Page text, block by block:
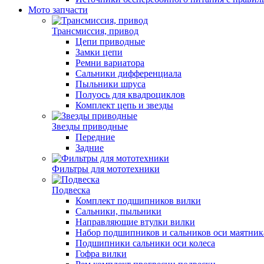
Мото запчасти
Трансмиссия, привод
Цепи приводные
Замки цепи
Ремни вариатора
Сальники дифференциала
Пыльники шруса
Полуось для квадроциклов
Комплект цепь и звезды
Звезды приводные
Передние
Задние
Фильтры для мототехники
Подвеска
Комплект подшипников вилки
Сальники, пыльники
Направляющие втулки вилки
Набор подшипников и сальников оси
Подшипники сальники оси колеса
Гофра вилки